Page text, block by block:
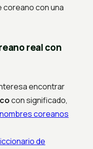
coreano con una
real con
encontrar
con significado,
coreanos
de